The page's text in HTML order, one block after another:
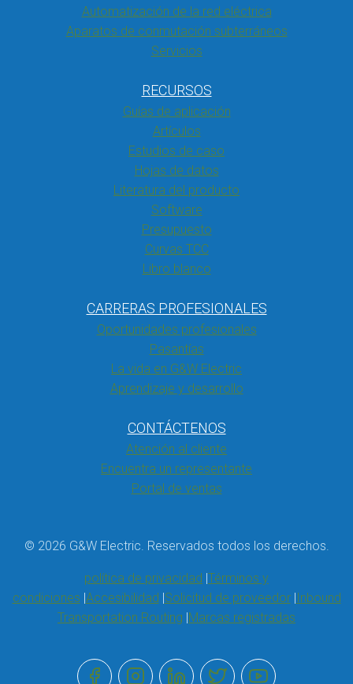
Automatización de la red eléctrica
Aparatos de conmutación subterráneos
Servicios
RECURSOS
Guías de aplicación
Artículos
Estudios de caso
Hojas de datos
Literatura del producto
Software
Presupuesto
Curvas TCC
Libro blanco
CARRERAS PROFESIONALES
Oportunidades profesionales
Pasantías
La vida en G&W Electric
Aprendizaje y desarrollo
CONTÁCTENOS
Atención al cliente
Encuentra un representante
Portal de ventas
© 2026 G&W Electric. Reservados todos los derechos.
política de privacidad Términos y
condiciones Accesibilidad Solicitud de proveedor Inbound
Transportation Routing Marcas registradas